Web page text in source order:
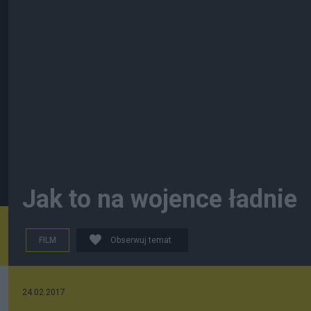
Jak to na wojence ładnie
FILM Obserwuj temat
24.02.2017